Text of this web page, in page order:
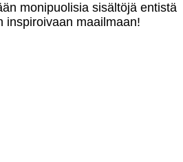
monipuolisia sisältöjä entistä
inspiroivaan maailmaan!